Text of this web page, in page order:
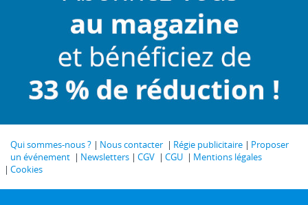
Qui sommes-nous ? Nous contacter Régie publicitaire
Proposer
un événement
Newsletters CGV CGU
Mentions légales
Cookies